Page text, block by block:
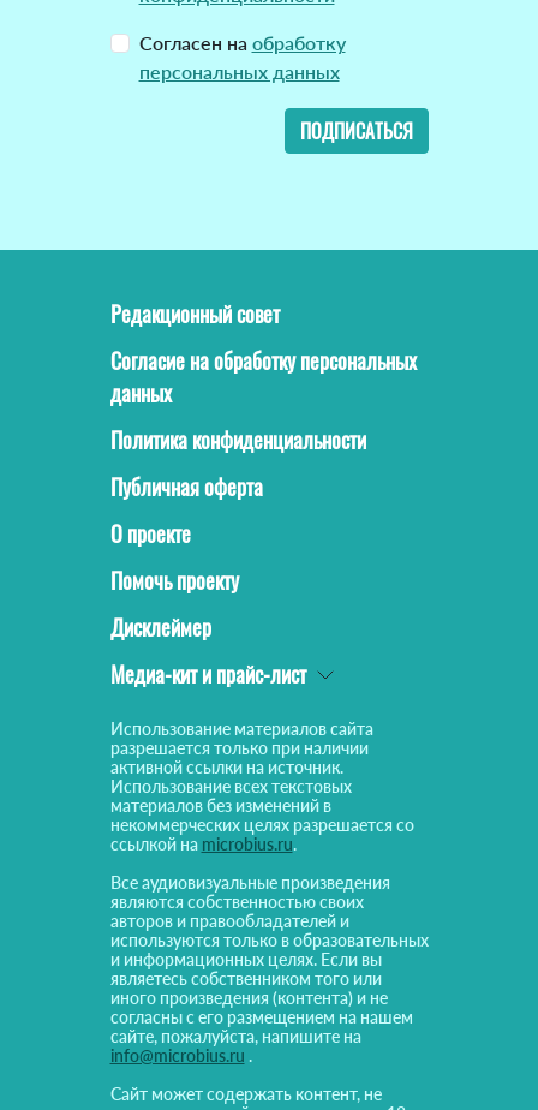
Согласен на обработку
персональных данных
ПОДПИСАТЬСЯ
Редакционный совет
Согласие на обработку персональных
данных
Политика конфиденциальности
Публичная оферта
О проекте
Помочь проекту
Дисклеймер
Медиа-кит и прайс-лист
Использование материалов сайта
разрешается только при наличии
активной ссылки на источник.
Использование всех текстовых
материалов без изменений в
некоммерческих целях разрешается со
ссылкой на microbius.ru.
Все аудиовизуальные произведения
являются собственностью своих
авторов и правообладателей и
используются только в образовательных
и информационных целях. Если вы
являетесь собственником того или
иного произведения (контента) и не
согласны с его размещением на нашем
сайте, пожалуйста, напишите на
info@microbius.ru .
Сайт может содержать контент, не